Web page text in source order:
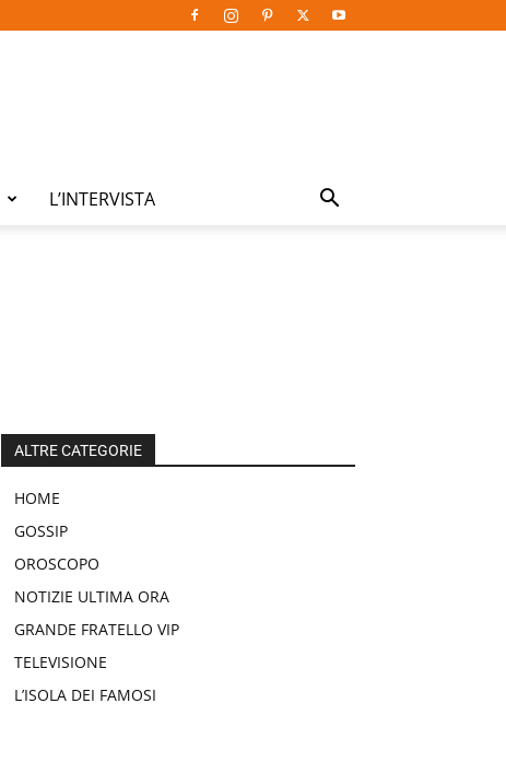
L’INTERVISTA
ALTRE CATEGORIE
HOME
GOSSIP
OROSCOPO
NOTIZIE ULTIMA ORA
GRANDE FRATELLO VIP
TELEVISIONE
L’ISOLA DEI FAMOSI